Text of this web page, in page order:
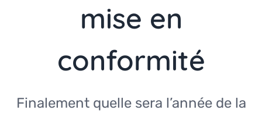
mise en
conformité
Finalement quelle sera l’année de la